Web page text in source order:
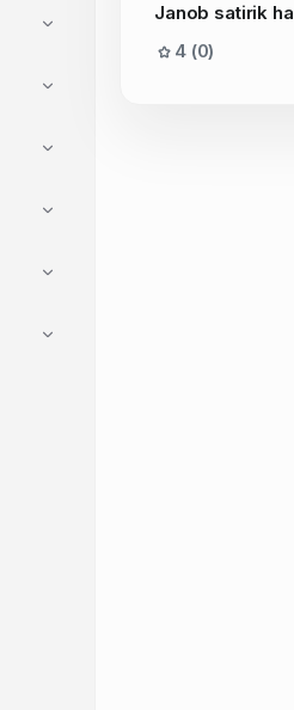
Janob satirik
4 (0)